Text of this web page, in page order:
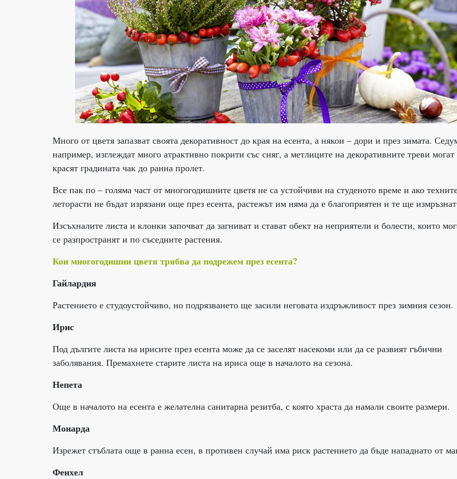
Много от цветя запазват своята декоративност до края на есента, а някои – дори и през зимата.
например, изглеждат много атрактивно покрити със сняг, а метлиците на декоративните треви могат
красят градината чак до ранна пролет.
Все пак по – голяма част от многогодишните цветя не са устойчиви на студеното време и ако
леторасти не бъдат изрязани още през есента, растежът им няма да е благоприятен и те ще
Изсъхналите листа и клонки започват да загниват и стават обект на неприятели и болести, които
се разпространят и по съседните растения.
Кои многогодишни цветя трябва да подрежем през есента?
Гайлардия
Растението е студоустойчиво, но подрязването ще засили неговата издръжливост през зимния сезон.
Ирис
Под дългите листа на ирисите през есента може да се заселят насекоми или да се развият гъбични
заболявания. Премахнете старите листа на ириса още в началото на сезона.
Непета
Още в началото на есента е желателна санитарна резитба, с която храста да намали своите размери.
Монарда
Изрежет стъблата още в ранна есен, в противен случай има риск растението да бъде нападнато от
Фенхел